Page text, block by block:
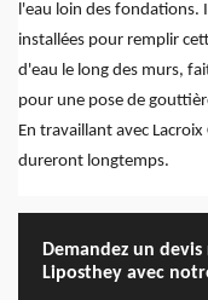
l'eau loin des fondations.
installées pour remplir
d'eau le long des murs,
pour une pose de
En travaillant avec
dureront longtemps.
Demandez un
Liposthey avec